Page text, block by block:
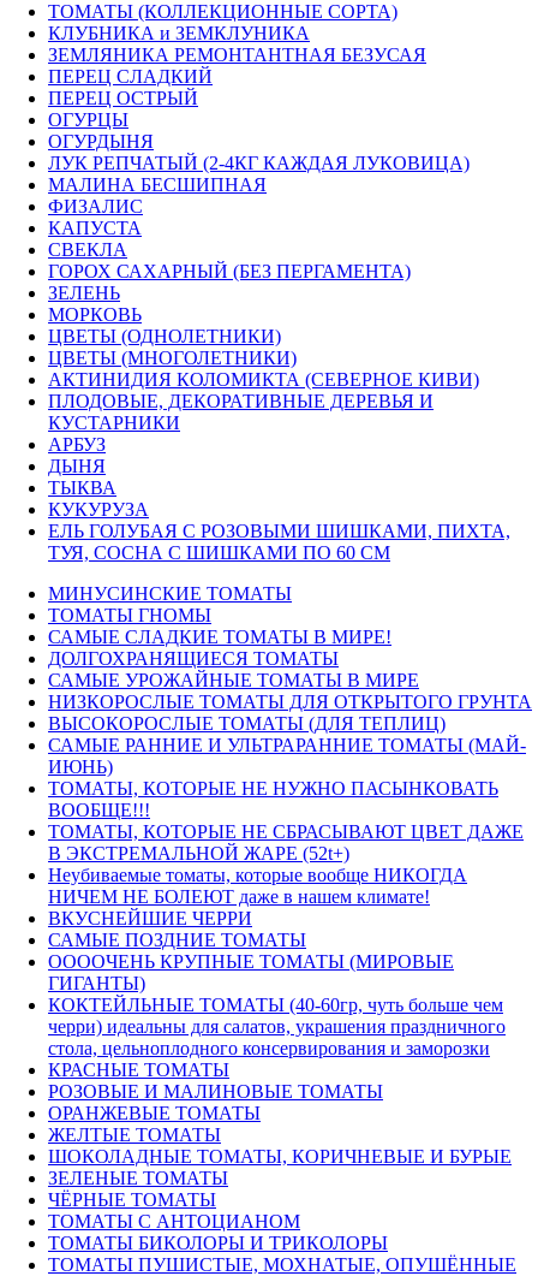
ТОМАТЫ (КОЛЛЕКЦИОННЫЕ СОРТА)
КЛУБНИКА и ЗЕМКЛУНИКА
ЗЕМЛЯНИКА РЕМОНТАНТНАЯ БЕЗУСАЯ
ПЕРЕЦ СЛАДКИЙ
ПЕРЕЦ ОСТРЫЙ
ОГУРЦЫ
ОГУРДЫНЯ
ЛУК РЕПЧАТЫЙ (2-4КГ КАЖДАЯ ЛУКОВИЦА)
МАЛИНА БЕСШИПНАЯ
ФИЗАЛИС
КАПУСТА
СВЕКЛА
ГОРОХ САХАРНЫЙ (БЕЗ ПЕРГАМЕНТА)
ЗЕЛЕНЬ
МОРКОВЬ
ЦВЕТЫ (ОДНОЛЕТНИКИ)
ЦВЕТЫ (МНОГОЛЕТНИКИ)
АКТИНИДИЯ КОЛОМИКТА (СЕВЕРНОЕ КИВИ)
ПЛОДОВЫЕ, ДЕКОРАТИВНЫЕ ДЕРЕВЬЯ И
КУСТАРНИКИ
АРБУЗ
ДЫНЯ
ТЫКВА
КУКУРУЗА
ЕЛЬ ГОЛУБАЯ С РОЗОВЫМИ ШИШКАМИ, ПИХТА,
ТУЯ, СОСНА С ШИШКАМИ ПО 60 СМ
МИНУСИНСКИЕ ТОМАТЫ
ТОМАТЫ ГНОМЫ
САМЫЕ СЛАДКИЕ ТОМАТЫ В МИРЕ!
ДОЛГОХРАНЯЩИЕСЯ ТОМАТЫ
САМЫЕ УРОЖАЙНЫЕ ТОМАТЫ В МИРЕ
НИЗКОРОСЛЫЕ ТОМАТЫ ДЛЯ ОТКРЫТОГО ГРУНТА
ВЫСОКОРОСЛЫЕ ТОМАТЫ (ДЛЯ ТЕПЛИЦ)
САМЫЕ РАННИЕ И УЛЬТРАРАННИЕ ТОМАТЫ (МАЙ-
ИЮНЬ)
ТОМАТЫ, КОТОРЫЕ НЕ НУЖНО ПАСЫНКОВАТЬ
ВООБЩЕ!!!
ТОМАТЫ, КОТОРЫЕ НЕ СБРАСЫВАЮТ ЦВЕТ ДАЖЕ
В ЭКСТРЕМАЛЬНОЙ ЖАРЕ (52t+)
Неубиваемые томаты, которые вообще НИКОГДА
НИЧЕМ НЕ БОЛЕЮТ даже в нашем климате!
ВКУСНЕЙШИЕ ЧЕРРИ
САМЫЕ ПОЗДНИЕ ТОМАТЫ
ООООЧЕНЬ КРУПНЫЕ ТОМАТЫ (МИРОВЫЕ
ГИГАНТЫ)
КОКТЕЙЛЬНЫЕ ТОМАТЫ (40-60гр, чуть больше чем
черри) идеальны для салатов, украшения праздничного
стола, цельноплодного консервирования и заморозки
КРАСНЫЕ ТОМАТЫ
РОЗОВЫЕ И МАЛИНОВЫЕ ТОМАТЫ
ОРАНЖЕВЫЕ ТОМАТЫ
ЖЕЛТЫЕ ТОМАТЫ
ШОКОЛАДНЫЕ ТОМАТЫ, КОРИЧНЕВЫЕ И БУРЫЕ
ЗЕЛЕНЫЕ ТОМАТЫ
ЧЁРНЫЕ ТОМАТЫ
ТОМАТЫ С АНТОЦИАНОМ
ТОМАТЫ БИКОЛОРЫ И ТРИКОЛОРЫ
ТОМАТЫ ПУШИСТЫЕ, МОХНАТЫЕ, ОПУШЁННЫЕ